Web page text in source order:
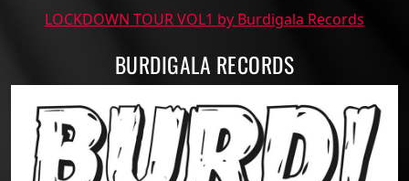
LOCKDOWN TOUR VOL1 by Burdigala Records
BURDIGALA RECORDS